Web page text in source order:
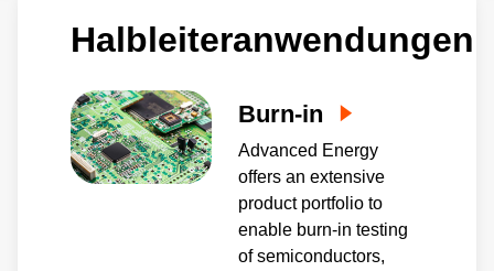
Entwicklung liefern wir Lösungen für Ihre
Halbleiteranwendungen
Burn-in
Advanced Energy
offers an extensive
product portfolio to
enable burn-in testing
of semiconductors,